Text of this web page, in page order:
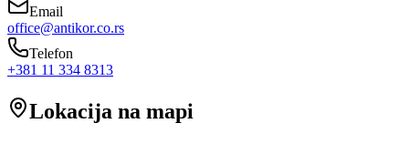
Email
office@antikor.co.rs
Telefon
+381 11 334 8313
Lokacija na mapi